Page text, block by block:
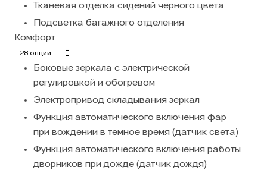
Тканевая отделка сидений черного цвета
Подсветка багажного отделения
Комфорт
28 опций
Боковые зеркала с электрической
регулировкой и обогревом
Электропривод складывания зеркал
Функция автоматического включения фар
при вождении в темное время (датчик света)
Функция автоматического включения работы
дворников при дожде (датчик дождя)